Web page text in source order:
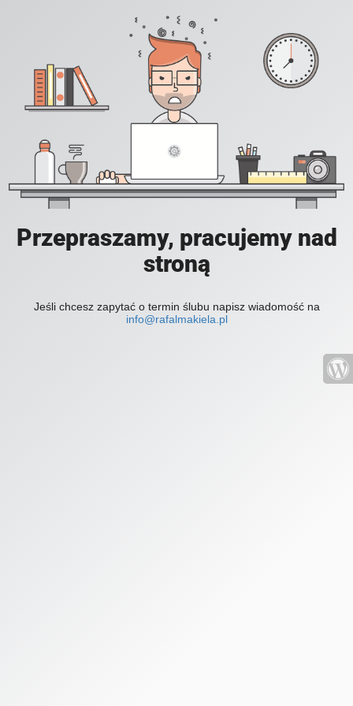
Przepraszamy, pracujemy nad
stroną
Jeśli chcesz zapytać o termin ślubu napisz wiadomość na
info@rafalmakiela.pl